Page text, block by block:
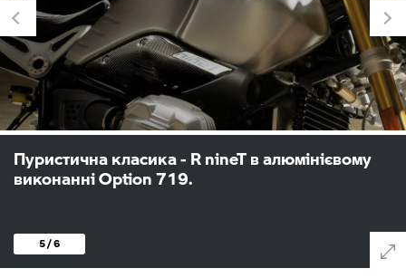
Пуристична класика - R nineT в алюмінієвому
виконанні Option 719.
5 / 6